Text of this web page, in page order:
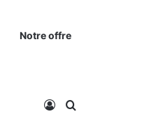
Notre offre
Connexion
Rechercher